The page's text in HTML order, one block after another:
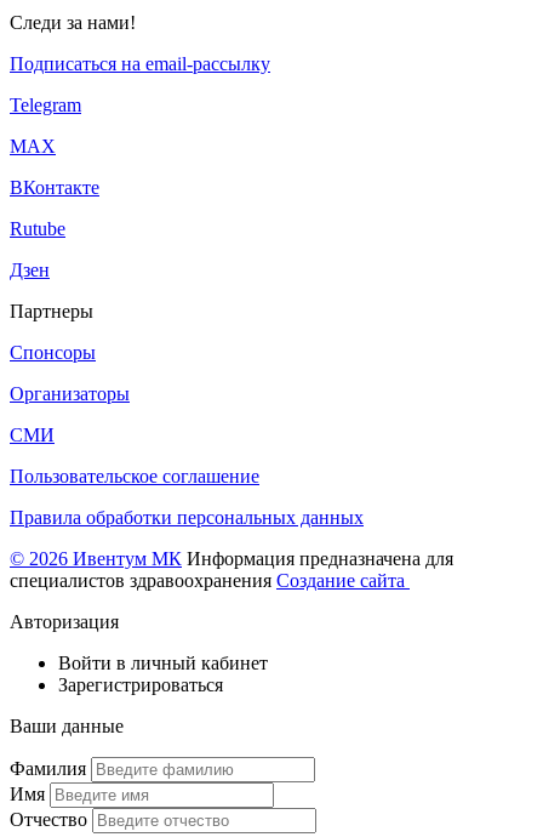
Следи за нами!
Подписаться на email-рассылку
Telegram
МАХ
ВКонтакте
Rutube
Дзен
Партнеры
Спонсоры
Организаторы
СМИ
Пользовательское соглашение
Правила обработки персональных данных
© 2026 Ивентум МК Информация предназначена для
специалистов здравоохранения Создание сайта
Авторизация
Войти в личный кабинет
Зарегистрироваться
Ваши данные
Фамилия
Имя
Отчество